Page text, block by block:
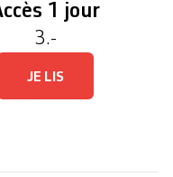
1 jour
3.-
JE LIS